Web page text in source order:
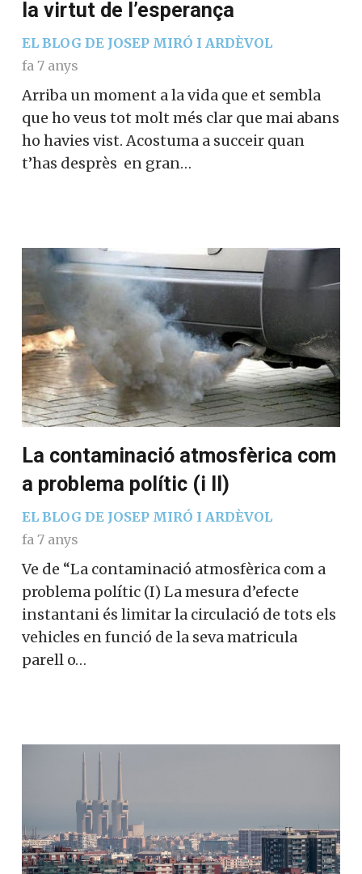
la virtut de l’esperança
EL BLOG DE JOSEP MIRÓ I ARDÈVOL
fa 7 anys
Arriba un moment a la vida que et sembla
que ho veus tot molt més clar que mai abans
ho havies vist. Acostuma a succeir quan
t’has desprès en gran…
La contaminació atmosfèrica com
a problema polític (i II)
EL BLOG DE JOSEP MIRÓ I ARDÈVOL
fa 7 anys
Ve de “La contaminació atmosfèrica com a
problema polític (I) La mesura d’efecte
instantani és limitar la circulació de tots els
vehicles en funció de la seva matricula
parell o…